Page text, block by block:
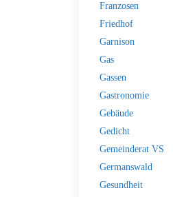
Franzosen
Friedhof
Garnison
Gas
Gassen
Gastronomie
Gebäude
Gedicht
Gemeinderat VS
Germanswald
Gesundheit